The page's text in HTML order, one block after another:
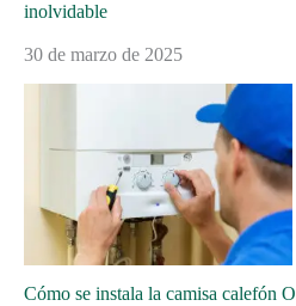
inolvidable
30 de marzo de 2025
Cómo se instala la camisa calefón